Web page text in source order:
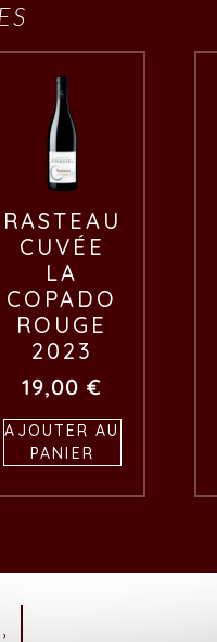
RASTEAU
CUVÉE
LA
COPADO
ROUGE
2023
19,00€
AJOUTER AU
PANIER
,